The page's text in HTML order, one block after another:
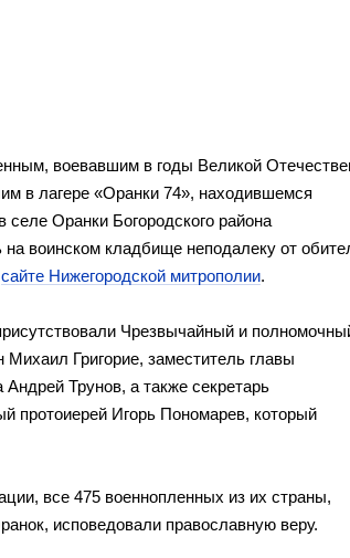
воевавшим в годы Великой
в лагере «Оранки 74», находившемся
селе Оранки Богородского района
на воинском кладбище неподалеку от
сайте Нижегородской митрополии.
Чрезвычайный и
Григорие, заместитель главы
Трунов, а также секретарь
протоиерей Игорь Пономарев, который
все 475 военнопленных из их страны,
исповедовали православную веру.